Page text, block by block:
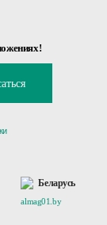
Беларусь
almag01.by